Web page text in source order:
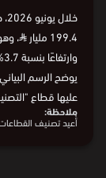
وارتفاعًا بنسبة 3.7% مقارنة بالشهر ذاته من العام السابق.
يوضح الرسم
عليها قطاع
ملاحظة: